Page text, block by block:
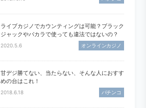
ライブカジノでカウンティングは可能？ブラック
ジャックやバカラで使っても違法ではないの？
2020.5.6 オンラインカジノ
甘デジ勝てない、当たらない、そんな人におすす
めの台はこれ！
2018.6.18 パチンコ